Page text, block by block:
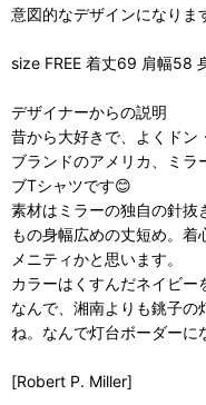
意図的なデザインになりま
size FREE 着丈69 肩幅58
デザイナーからの説明
昔から大好きで、よくドン
ブランドのアメリカ、ミラ
ブTシャツです😊
素材はミラーの独自の針抜
もの身幅広めの丈短め。
メニティかと思います。
カラーはくすんだネイビー
なんで、湘南よりも銚子の
ね。なんで灯台ボーダー
[Robert P. Miller]